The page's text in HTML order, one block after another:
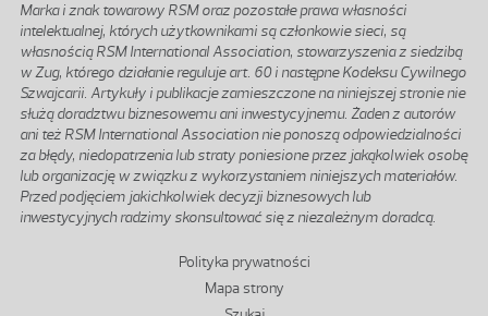
Marka i znak towarowy RSM oraz pozostałe prawa własności
intelektualnej, których użytkownikami są członkowie sieci, są
własnością RSM International Association, stowarzyszenia z siedzibą
w Zug, którego działanie reguluje art. 60 i następne Kodeksu Cywilnego
Szwajcarii. Artykuły i publikacje zamieszczone na niniejszej stronie nie
służą doradztwu biznesowemu ani inwestycyjnemu. Żaden z autorów
ani też RSM International Association nie ponoszą odpowiedzialności
za błędy, niedopatrzenia lub straty poniesione przez jakąkolwiek osobę
lub organizację w związku z wykorzystaniem niniejszych materiałów.
Przed podjęciem jakichkolwiek decyzji biznesowych lub
inwestycyjnych radzimy skonsultować się z niezależnym doradcą.
Polityka prywatności
Mapa strony